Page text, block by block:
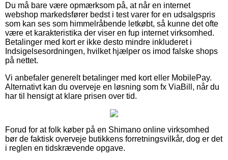
Du må bare være opmærksom på, at når en internet
webshop markedsfører bedst i test varer for en udsalgspris
som kan ses som himmelråbende letkøbt, så kunne det ofte
være et karakteristika der viser en fup internet virksomhed.
Betalinger med kort er ikke desto mindre inkluderet i
Indsigelsesordningen, hvilket hjælper os imod falske shops
på nettet.
Vi anbefaler generelt betalinger med kort eller MobilePay.
Alternativt kan du overveje en løsning som fx ViaBill, når du
har til hensigt at klare prisen over tid.
Forud for at folk køber på en Shimano online virksomhed
bør de faktisk overveje butikkens forretningsvilkår, dog er det
i reglen en tidskrævende opgave.